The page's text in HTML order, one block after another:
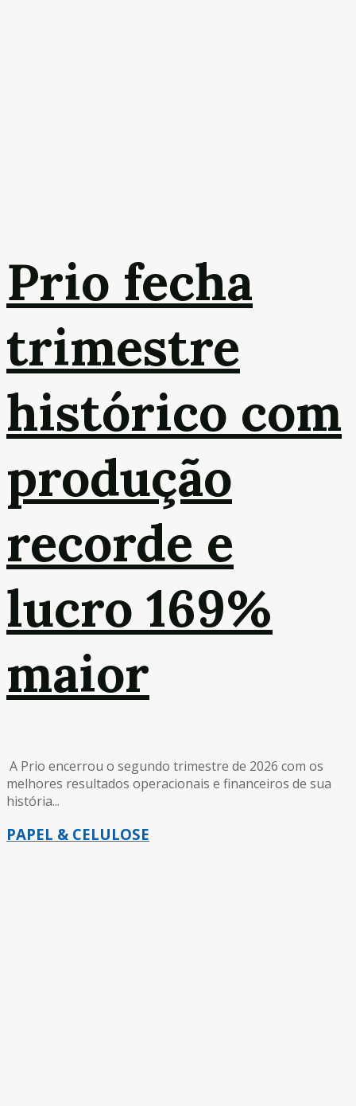
Prio fecha
trimestre
histórico com
produção
recorde e
lucro 169%
maior
A Prio encerrou o segundo trimestre de 2026 com os
melhores resultados operacionais e financeiros de sua
história...
PAPEL & CELULOSE